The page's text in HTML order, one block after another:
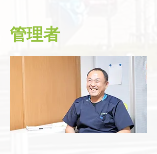
管理者